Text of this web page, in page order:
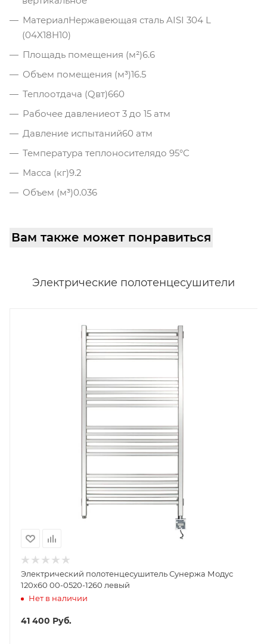
МатериалНержавеющая сталь AISI 304 L
(04X18H10)
Площадь помещения (м²)6.6
Объем помещения (м³)16.5
Теплоотдача (Qвт)660
Рабочее давлениеот 3 до 15 атм
Давление испытаний60 атм
Температура теплоносителядо 95°С
Масса (кг)9.2
Объем (м³)0.036
Вам также может понравиться
Электрические полотенцесушители
Электрический полотенцесушитель Сунержа Модус
120х60 00-0520-1260 левый
Нет в наличии
41 400 Руб.